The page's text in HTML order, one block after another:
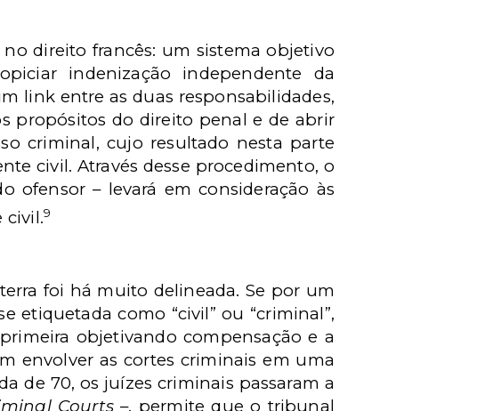
direito francês: um sistema objetivo
indenização independente da
link entre as duas responsabilidades,
propósitos do direito penal e de abrir
criminal, cujo resultado nesta parte
civil. Através desse procedimento, o
ofensor – levará em consideração às
civil.9
foi há muito delineada. Se por um
etiquetada como “civil” ou “criminal”,
objetivando compensação e a
envolver as cortes criminais em uma
de 70, os juízes criminais passaram a
Courts –, permite que o tribunal